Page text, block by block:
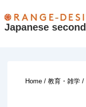
Skip
Japanese
Home / 教育・雑学 /